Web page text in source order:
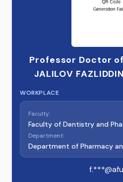
Professor Doctor
JALILOV
WORKPLACE
Faculty:
Faculty of Dentistry and
Department:
Department of Pharmacy